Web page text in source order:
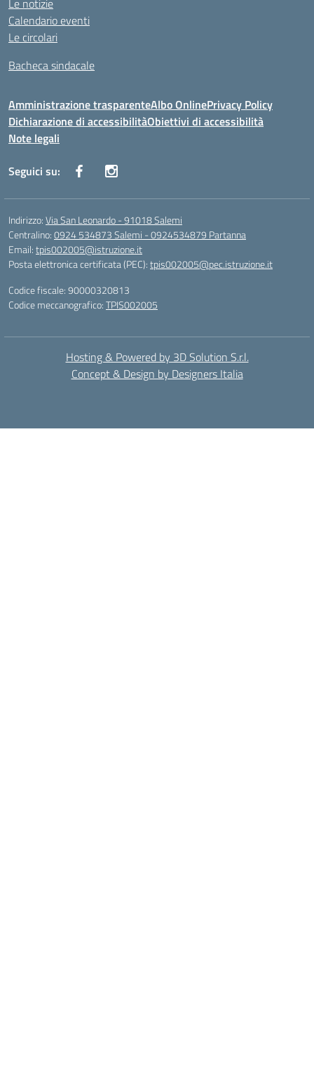
Le notizie
Calendario eventi
Le circolari
Bacheca sindacale
Amministrazione trasparenteAlbo OnlinePrivacy Policy
Dichiarazione di accessibilitàObiettivi di accessibilità
Note legali
Seguici su:
Indirizzo:Via San Leonardo - 91018 Salemi
Centralino:0924 534873 Salemi - 0924534879 Partanna
Email:tpis002005@istruzione.it
Posta elettronica certificata (PEC):tpis002005@pec.istruzione.it
Codice fiscale: 90000320813
Codice meccanografico:TPIS002005
Hosting & Powered by 3D Solution S.r.l.
Concept & Design by Designers Italia